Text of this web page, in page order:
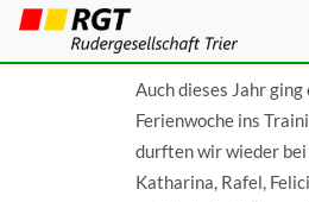
Auch dieses Jahr
Ferienwoche ins
durften wir wieder
Katharina, Rafel,